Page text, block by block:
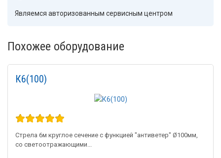
Являемся авторизованным сервисным центром
Похожее оборудование
К6(100)
Стрела 6м круглое сечение с функцией "антиветер" Ø100мм,
со светоотражающими...